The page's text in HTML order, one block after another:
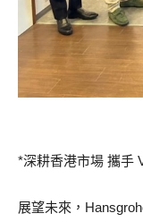
*深耕香港市場 攜手
展望未來，